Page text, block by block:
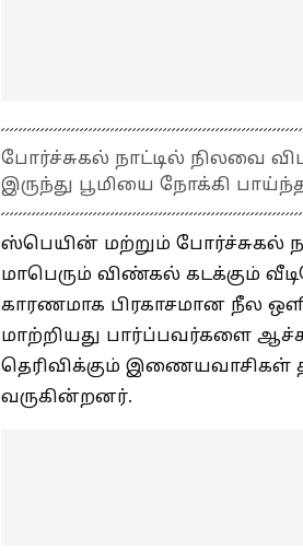
போர்ச்சுகல் நாட்டில் நிலவை
இருந்து பூமியை நோக்கி
ஸ்பெயின் மற்றும் போர்ச்சுகல்
மாபெரும் விண்கல் கடக்கும்
காரணமாக பிரகாசமான நீல
மாற்றியது பார்ப்பவர்களை
தெரிவிக்கும் இணையவாசிகள்
வருகின்றனர்.